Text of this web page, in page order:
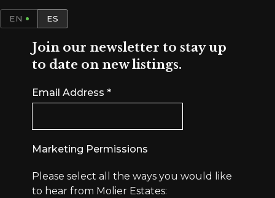
EN ES
Join our newsletter to stay up
to date on new listings.
Email Address*
Marketing Permissions
Please select all the ways you would like
to hear from Molier Estates: